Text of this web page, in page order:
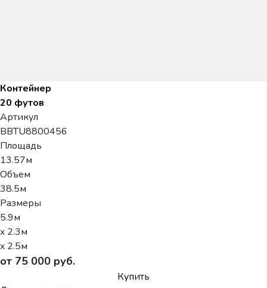
Контейнер
20 футов
Артикул
BBTU8800456
Площадь
13.57м
Объем
38.5м
Размеры
5.9м
x 2.3м
x 2.5м
от 75 000 руб.
Купить